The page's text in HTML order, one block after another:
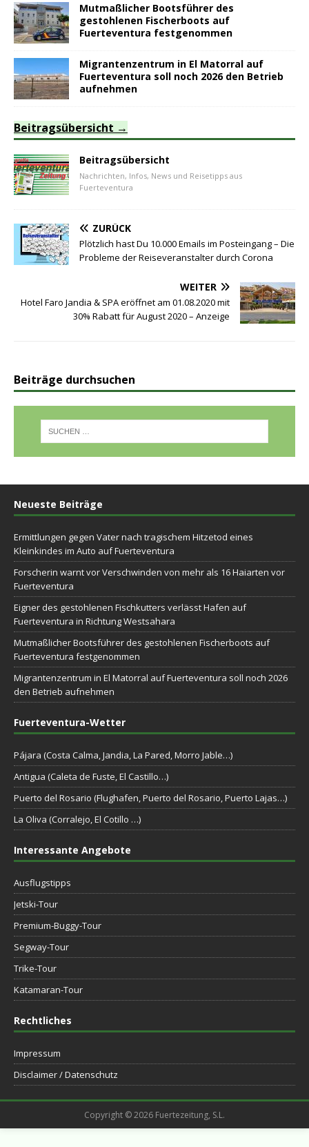
Mutmaßlicher Bootsführer des
gestohlenen Fischerboots auf
Fuerteventura festgenommen
Migrantenzentrum in El Matorral auf
Fuerteventura soll noch 2026 den Betrieb
aufnehmen
Beitragsübersicht
Beitragsübersicht
Nachrichten, Infos, News und Reisetipps aus
Fuerteventura
ZURÜCK
Plötzlich hast Du 10.000 Emails im Posteingang – Die
Probleme der Reiseveranstalter durch Corona
WEITER
Hotel Faro Jandia & SPA eröffnet am 01.08.2020 mit
30% Rabatt für August 2020 – Anzeige
Beiträge durchsuchen
Neueste Beiträge
Ermittlungen gegen Vater nach tragischem Hitzetod eines
Kleinkindes im Auto auf Fuerteventura
Forscherin warnt vor Verschwinden von mehr als 16 Haiarten vor
Fuerteventura
Eigner des gestohlenen Fischkutters verlässt Hafen auf
Fuerteventura in Richtung Westsahara
Mutmaßlicher Bootsführer des gestohlenen Fischerboots auf
Fuerteventura festgenommen
Migrantenzentrum in El Matorral auf Fuerteventura soll noch 2026
den Betrieb aufnehmen
Fuerteventura-Wetter
Pájara (Costa Calma, Jandia, La Pared, Morro Jable…)
Antigua (Caleta de Fuste, El Castillo…)
Puerto del Rosario (Flughafen, Puerto del Rosario, Puerto Lajas…)
La Oliva (Corralejo, El Cotillo …)
Interessante Angebote
Ausflugstipps
Jetski-Tour
Premium-Buggy-Tour
Segway-Tour
Trike-Tour
Katamaran-Tour
Rechtliches
Impressum
Disclaimer / Datenschutz
Copyright © 2026 Fuertezeitung, S.L.